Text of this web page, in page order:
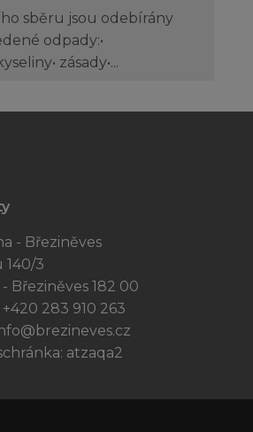
sběru jsou odebírány
odpady:•
zásady•...
- Březiněves
140/3
Březiněves 182 00
283 910 263
atzaqa2